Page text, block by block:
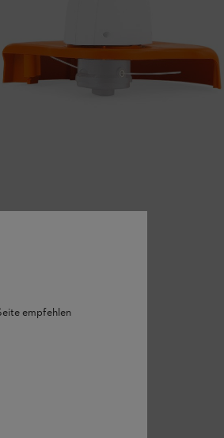
empfehlen